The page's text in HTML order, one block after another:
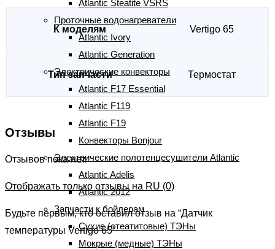
Atlantic Steatite VSRS
Проточные водонагреватели
Atlantic Ivory
Atlantic Generation
Электрические конвекторы
Atlantic F17 Essential
Atlantic F119
Atlantic F19
Конвекторы Bonjour
Электрические полотенцесушители Atlantic
Atlantic Adelis
Atlantic 2012
Запчасти к бойлерам
Сухие (стеатитовые) ТЭНы
Мокрые (медные) ТЭНы
К моделям Vertigo 65
Тип запчасти Термостат
Отзывы
Отзывов пока нет.
Отображать только отзывы на RU (0)
Будьте первым, кто оставил отзыв на “Датчик
температуры Vertigo 65”